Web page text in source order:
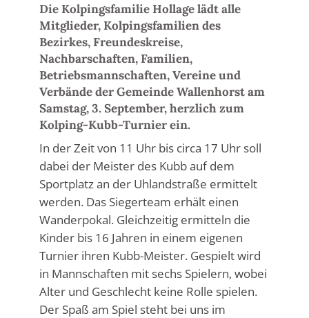
Die Kolpingsfamilie Hollage lädt alle
Mitglieder, Kolpingsfamilien des
Bezirkes, Freundeskreise,
Nachbarschaften, Familien,
Betriebsmannschaften, Vereine und
Verbände der Gemeinde Wallenhorst am
Samstag, 3. September, herzlich zum
Kolping-Kubb-Turnier ein.
In der Zeit von 11 Uhr bis circa 17 Uhr soll
dabei der Meister des Kubb auf dem
Sportplatz an der Uhlandstraße ermittelt
werden. Das Siegerteam erhält einen
Wanderpokal. Gleichzeitig ermitteln die
Kinder bis 16 Jahren in einem eigenen
Turnier ihren Kubb-Meister. Gespielt wird
in Mannschaften mit sechs Spielern, wobei
Alter und Geschlecht keine Rolle spielen.
Der Spaß am Spiel steht bei uns im